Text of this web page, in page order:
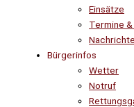
Einsätze
Termine
Bürgerinfos
Wetter
Notruf